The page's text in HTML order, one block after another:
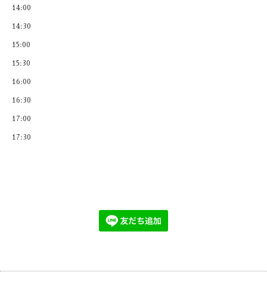
14:00
14:30
15:00
15:30
16:00
16:30
17:00
17:30